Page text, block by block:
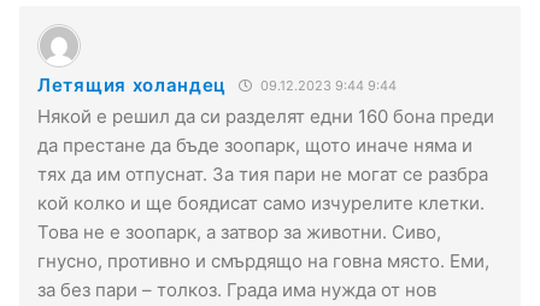
Летящия холандец 09.12.2023 9:44 9:44
Някой е решил да си разделят едни 160 бона преди
да престане да бъде зоопарк, щото иначе няма и
тях да им отпуснат. За тия пари не могат се разбра
кой колко и ще боядисат само изчурелите клетки.
Това не е зоопарк, а затвор за животни. Сиво,
гнусно, противно и смърдящо на говна място. Еми,
за без пари – толкоз. Града има нужда от нов